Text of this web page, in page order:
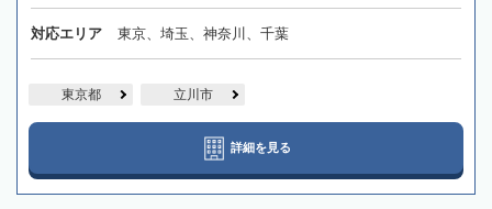
対応エリア 東京、埼玉、神奈川、千葉
東京都 立川市
詳細を見る